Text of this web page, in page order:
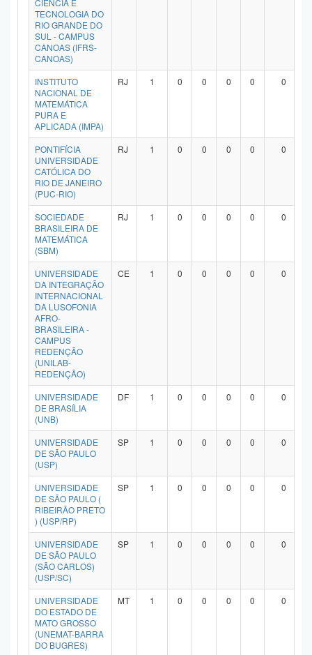
CIÊNCIA E
TECNOLOGIA DO
RIO GRANDE DO
SUL - CAMPUS
CANOAS (IFRS-
CANOAS)
INSTITUTO
NACIONAL DE
MATEMÁTICA
PURA E
APLICADA (IMPA)
RJ 1 0 0 0 0 0
PONTIFÍCIA
UNIVERSIDADE
CATÓLICA DO
RIO DE JANEIRO
(PUC-RIO)
RJ 1 0 0 0 0 0
SOCIEDADE
BRASILEIRA DE
MATEMÁTICA
(SBM)
RJ 1 0 0 0 0 0
UNIVERSIDADE
DA INTEGRAÇÃO
INTERNACIONAL
DA LUSOFONIA
AFRO-
BRASILEIRA -
CAMPUS
REDENÇÃO
(UNILAB-
REDENÇÃO)
CE 1 0 0 0 0 0
UNIVERSIDADE
DE BRASÍLIA
(UNB)
DF 1 0 0 0 0 0
UNIVERSIDADE
DE SÃO PAULO
(USP)
SP 1 0 0 0 0 0
UNIVERSIDADE
DE SÃO PAULO (
RIBEIRÃO PRETO
) (USP/RP)
SP 1 0 0 0 0 0
UNIVERSIDADE
DE SÃO PAULO
(SÃO CARLOS)
(USP/SC)
SP 1 0 0 0 0 0
UNIVERSIDADE
DO ESTADO DE
MATO GROSSO
(UNEMAT-BARRA
DO BUGRES)
MT 1 0 0 0 0 0